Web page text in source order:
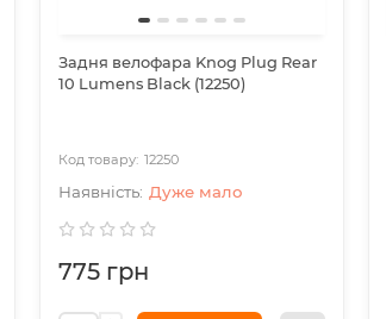
Задня велофара Knog Plug Rear
10 Lumens Black (12250)
12250
Дуже мало
775 грн